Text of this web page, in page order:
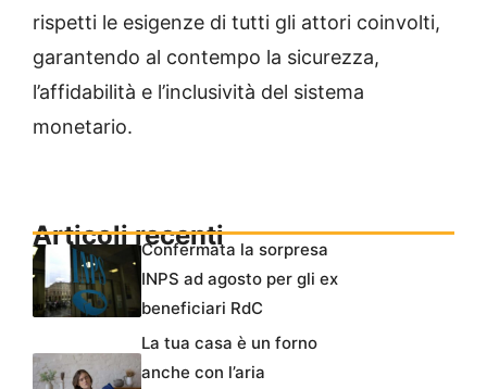
rispetti le esigenze di tutti gli attori coinvolti,
garantendo al contempo la sicurezza,
l’affidabilità e l’inclusività del sistema
monetario.
Articoli recentiConfermata la sorpresa
INPS ad agosto per gli ex
beneficiari RdC
La tua casa è un forno
anche con l’aria